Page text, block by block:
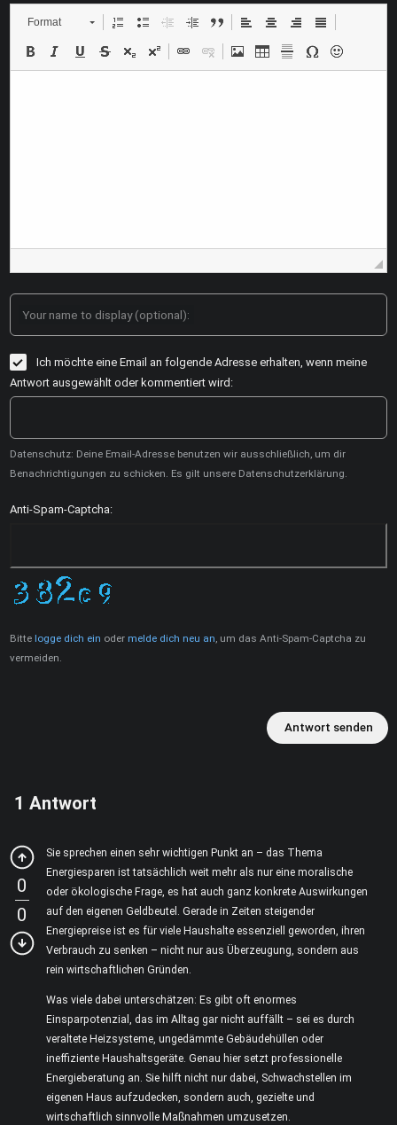
Format
Your name to display (optional):
Ich möchte eine Email an folgende Adresse erhalten, wenn meine
Antwort ausgewählt oder kommentiert wird:
Datenschutz: Deine Email-Adresse benutzen wir ausschließlich, um dir
Benachrichtigungen zu schicken. Es gilt unsere Datenschutzerklärung.
Anti-Spam-Captcha:
Bitte logge dich ein oder melde dich neu an , um das Anti-Spam-Captcha zu
vermeiden.
Antwort senden
1 Antwort
0
0
Sie sprechen einen sehr wichtigen Punkt an – das Thema
Energiesparen ist tatsächlich weit mehr als nur eine moralische
oder ökologische Frage, es hat auch ganz konkrete Auswirkungen
auf den eigenen Geldbeutel. Gerade in Zeiten steigender
Energiepreise ist es für viele Haushalte essenziell geworden, ihren
Verbrauch zu senken – nicht nur aus Überzeugung, sondern aus
rein wirtschaftlichen Gründen.
Was viele dabei unterschätzen: Es gibt oft enormes
Einsparpotenzial, das im Alltag gar nicht auffällt – sei es durch
veraltete Heizsysteme, ungedämmte Gebäudehüllen oder
ineffiziente Haushaltsgeräte. Genau hier setzt professionelle
Energieberatung an. Sie hilft nicht nur dabei, Schwachstellen im
eigenen Haus aufzudecken, sondern auch, gezielte und
wirtschaftlich sinnvolle Maßnahmen umzusetzen.